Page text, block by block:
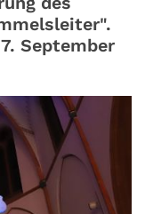
September